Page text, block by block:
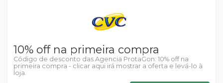
10% off na primeira compra
Código de desconto das Agencia ProtaGon: 10% off na
primeira compra - clicar aqui irá mostrar a oferta e levá-lo à
loja.